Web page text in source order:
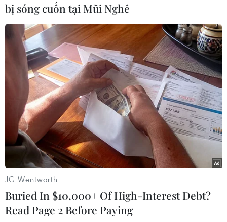
Hàn Quốc và Nhật Bản, cam kết sẵn sàng hợp
tác với tất cả các đối tác liên quan thúc đẩy tiến
trình ngoại giao có ý nghĩa nhằm tạo lập hòa
bình và an ninh bền vững thông qua biện pháp
phi hạt nhân hóa hoàn toàn, có thể kiểm chứng
và không thể đảo ngược trên Bán đảo Triều
Tiên.
Trước đó, truyền thông Triều Tiên đưa tin nước
này đã phóng một tên lửa đạn đạo xuyên lục địa
mới sử dụng nhiên liệu rắn một ngày trước đó.
tên lửa đạn đạo xuyên lục địa mới Hwasong-18
và nhà lãnh đạo Kim Jong-un đã thị sát tại địa
bị sóng cuốn tại Mũi Nghê
JG Wentworth
Buried In $10,000+ Of High-Interest Debt?
Read Page 2 Before Paying